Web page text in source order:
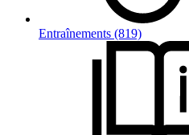
Entraînements (819)